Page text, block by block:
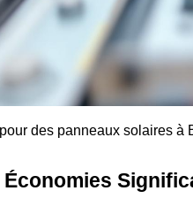
des panneaux solaires à
Économies